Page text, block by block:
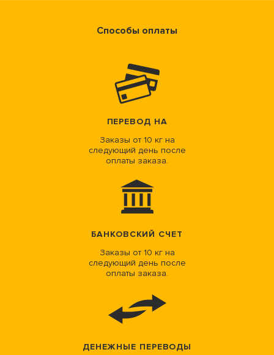
Способы оплаты
ПЕРЕВОД НА
Заказы от 10 кг на
следующий день после
оплаты заказа.
БАНКОВСКИЙ СЧЕТ
Заказы от 10 кг на
следующий день после
оплаты заказа.
ДЕНЕЖНЫЕ ПЕРЕВОДЫ